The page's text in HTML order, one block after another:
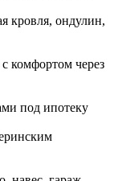
кровля, ондулин,
комфортом через
под ипотеку